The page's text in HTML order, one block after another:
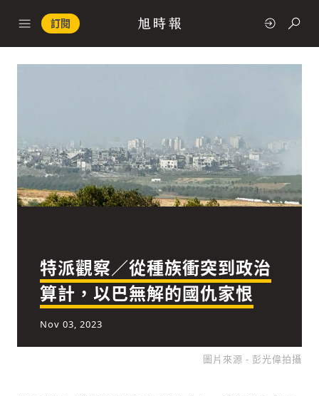
訂閱
經濟
科技
特派觀察／從種族衝突到政治
算計，以巴無解的國仇家恨
Nov 03, 2023
圖片來源 - 彭光偉拍攝